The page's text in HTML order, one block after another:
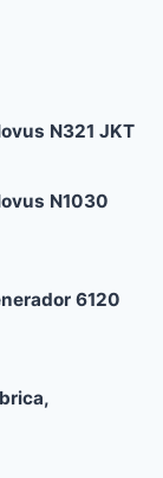
N321 JKT
N1030
6120